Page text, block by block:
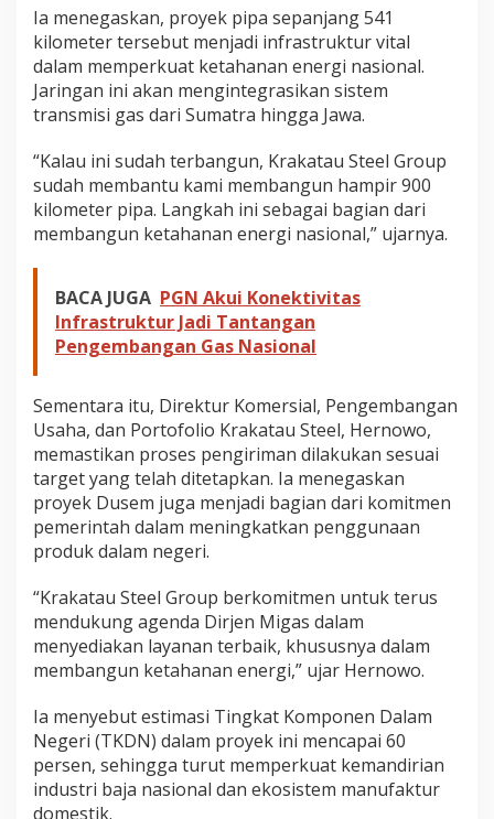
Ia menegaskan, proyek pipa sepanjang 541
kilometer tersebut menjadi infrastruktur vital
dalam memperkuat ketahanan energi nasional.
Jaringan ini akan mengintegrasikan sistem
transmisi gas dari Sumatra hingga Jawa.
“Kalau ini sudah terbangun, Krakatau Steel Group
sudah membantu kami membangun hampir 900
kilometer pipa. Langkah ini sebagai bagian dari
membangun ketahanan energi nasional,” ujarnya.
BACA JUGA PGN Akui Konektivitas
Infrastruktur Jadi Tantangan
Pengembangan Gas Nasional
Sementara itu, Direktur Komersial, Pengembangan
Usaha, dan Portofolio Krakatau Steel, Hernowo,
memastikan proses pengiriman dilakukan sesuai
target yang telah ditetapkan. Ia menegaskan
proyek Dusem juga menjadi bagian dari komitmen
pemerintah dalam meningkatkan penggunaan
produk dalam negeri.
“Krakatau Steel Group berkomitmen untuk terus
mendukung agenda Dirjen Migas dalam
menyediakan layanan terbaik, khususnya dalam
membangun ketahanan energi,” ujar Hernowo.
Ia menyebut estimasi Tingkat Komponen Dalam
Negeri (TKDN) dalam proyek ini mencapai 60
persen, sehingga turut memperkuat kemandirian
industri baja nasional dan ekosistem manufaktur
domestik.